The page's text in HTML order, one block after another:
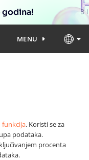
godina!
MENU
. Koristi se za
podataka.
procenta